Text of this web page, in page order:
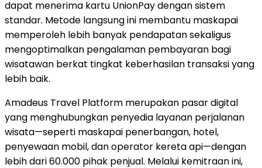
dapat menerima kartu UnionPay dengan sistem
standar. Metode langsung ini membantu maskapai
memperoleh lebih banyak pendapatan sekaligus
mengoptimalkan pengalaman pembayaran bagi
wisatawan berkat tingkat keberhasilan transaksi yang
lebih baik.
Amadeus Travel Platform merupakan pasar digital
yang menghubungkan penyedia layanan perjalanan
wisata—seperti maskapai penerbangan, hotel,
penyewaan mobil, dan operator kereta api—dengan
lebih dari 60.000 pihak penjual. Melalui kemitraan ini,